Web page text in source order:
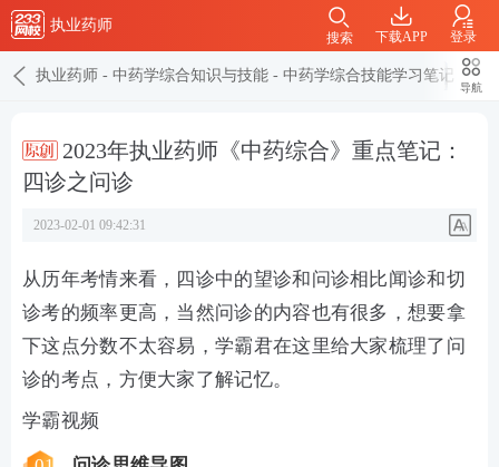
执业药师
下载APP 登录
搜索
执业药师 - 中药学综合知识与技能 - 中药学综合技能学习笔记
导航
2023年执业药师《中药综合》重点笔记：
四诊之问诊
2023-02-01 09:42:31
从历年考情来看，四诊中的望诊和问诊相比闻诊和切
诊考的频率更高，当然问诊的内容也有很多，想要拿
下这点分数不太容易，学霸君在这里给大家梳理了问
诊的考点，方便大家了解记忆。
学霸视频